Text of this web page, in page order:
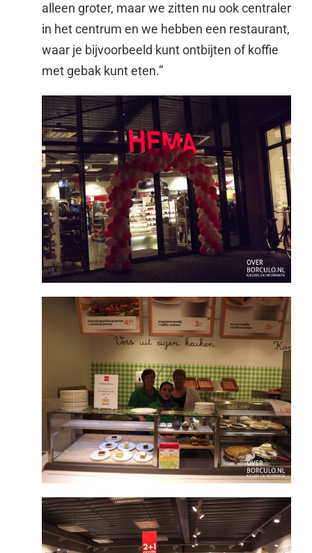
alleen groter, maar we zitten nu ook centraler
in het centrum en we hebben een restaurant,
waar je bijvoorbeeld kunt ontbijten of koffie
met gebak kunt eten.”